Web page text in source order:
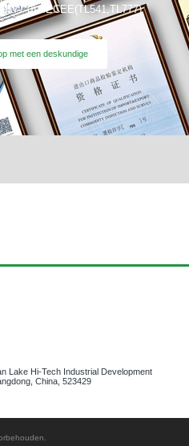
0), IECEE(TL541,TL777)
met een deskundige
Lake Hi-Tech Industrial Development
China, 523429